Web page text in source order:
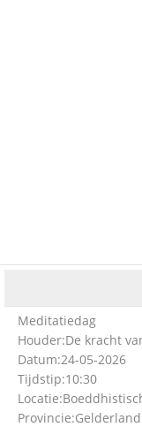
Meditatiedag
Houder:De kracht
Datum:24-05-2026
Tijdstip:10:30
Locatie:
Provincie:Gelderland